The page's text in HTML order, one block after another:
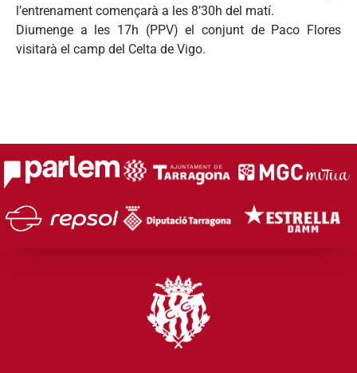
l’entrenament començarà a les 8’30h del matí.
Diumenge a les 17h (PPV) el conjunt de Paco Flores
visitarà el camp del Celta de Vigo.